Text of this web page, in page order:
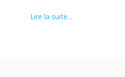
Lire la suite...